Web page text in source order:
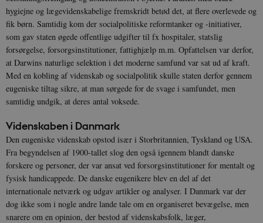
hygiejne og lægevidenskabelige fremskridt betød det, at flere overlevede og
fik børn. Samtidig kom der socialpolitiske reformtanker og -initiativer,
som gav staten øgede offentlige udgifter til fx hospitaler, statslig
forsørgelse, forsorgsinstitutioner, fattighjælp m.m. Opfattelsen var derfor,
at Darwins naturlige selektion i det moderne samfund var sat ud af kraft.
Med en kobling af videnskab og socialpolitik skulle staten derfor gennem
eugeniske tiltag sikre, at man sørgede for de svage i samfundet, men
samtidig undgik, at deres antal voksede.
Videnskaben i Danmark
Den eugeniske videnskab opstod især i Storbritannien, Tyskland og USA.
Fra begyndelsen af 1900-tallet slog den også igennem blandt danske
forskere og personer, der var ansat ved forsorgsinstitutioner for mentalt og
fysisk handicappede. De danske eugenikere blev en del af det
internationale netværk og udgav artikler og analyser. I Danmark var der
dog ikke som i nogle andre lande tale om en organiseret bevægelse, men
snarere om en opinion, der bestod af videnskabsfolk, læger,